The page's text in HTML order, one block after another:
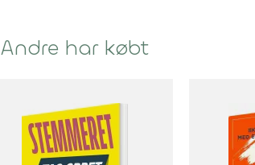
Andre har købt